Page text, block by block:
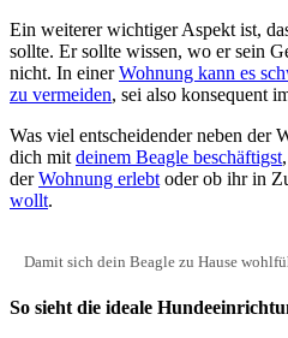
Ein weiterer wichtiger Aspekt ist,
sollte. Er sollte wissen, wo er sein
nicht. In einerWohnung kann es
zu vermeiden, sei also konsequent
Was viel entscheidender neben der
dich mit deinem Beagle beschäftigst,
derWohnung erlebt oder ob ihr in
wollt.
Damit sich dein Beagle zu Hause
So sieht die ideale